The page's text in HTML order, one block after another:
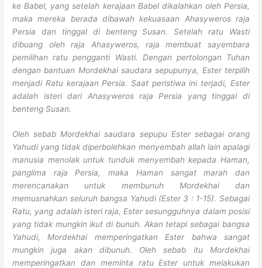
ke Babel, yang setelah kerajaan Babel dikalahkan oleh Persia,
maka mereka berada dibawah kekuasaan Ahasyweros raja
Persia dan tinggal di benteng Susan. Setelah ratu Wasti
dibuang oleh raja Ahasyweros, raja membuat sayembara
pemilihan ratu pengganti Wasti. Dengan pertolongan Tuhan
dengan bantuan Mordekhai saudara sepupunya, Ester terpilih
menjadi Ratu kerajaan Persia. Saat peristiwa ini terjadi, Ester
adalah isteri dari Ahasyweros raja Persia yang tinggal di
benteng Susan.
Oleh sebab Mordekhai saudara sepupu Ester sebagai orang
Yahudi yang tidak diperbolehkan menyembah allah lain apalagi
manusia menolak untuk tunduk menyembah kepada Haman,
panglima raja Persia, maka Haman sangat marah dan
merencanakan untuk membunuh Mordekhai dan
memusnahkan seluruh bangsa Yahudi (Ester 3 : 1-15). Sebagai
Ratu, yang adalah isteri raja, Ester sesungguhnya dalam posisi
yang tidak mungkin ikut di bunuh. Akan tetapi sebagai bangsa
Yahudi, Mordekhai memperingatkan Ester bahwa sangat
mungkin juga akan dibunuh. Oleh sebab itu Mordekhai
memperingatkan dan meminta ratu Ester untuk melakukan